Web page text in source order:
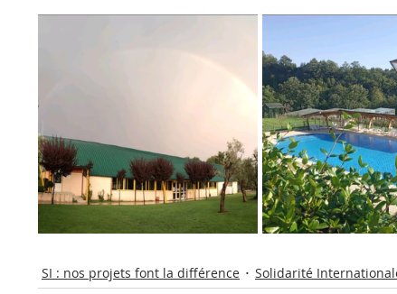
SI : nos projets font la différence Solidarité